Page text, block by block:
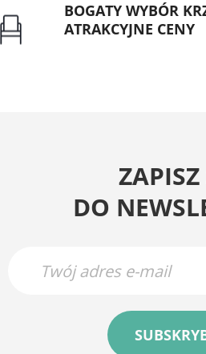
BOGATY WYBÓR
ATRAKCYJNE CENY
ZAPISZ
DO